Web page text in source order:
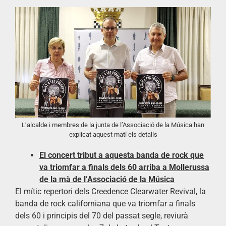
L’alcalde i membres de la junta de l’Associació de la Música han
explicat aquest matí els detalls
El concert tribut a aquesta banda de rock que
va triomfar a finals dels 60 arriba a Mollerussa
de la mà de l’Associació de la Música
El mític repertori dels Creedence Clearwater Revival, la
banda de rock californiana que va triomfar a finals
dels 60 i principis del 70 del passat segle, reviurà